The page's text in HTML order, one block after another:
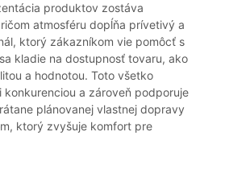
produktov zostáva
atmosféru dopĺňa prívetivý a
ktorý zákazníkom vie pomôcť s
kladie na dostupnosť tovaru, ako
a hodnotou. Toto všetko
konkurenciou a zároveň podporuje
plánovanej vlastnej dopravy
ktorý zvyšuje komfort pre